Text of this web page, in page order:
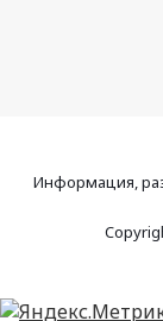
Информация,